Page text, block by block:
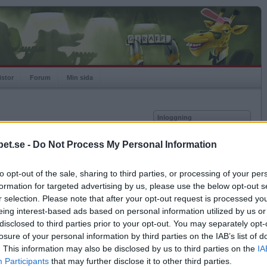
- Do Not Process My Personal Information
opt-out of the sale, sharing to third parties, or processing of your
for targeted advertising by us, please use the below opt-out
selection. Please note that after your opt-out request is processed
interest-based ads based on personal information utilized by us
to third parties prior to your opt-out. You may separately
of your personal information by third parties on the IAB’s list of
This information may also be disclosed by us to third parties on the
Participants that may further disclose it to other third parties.
Forum Min sida
Högsta rating
1000
Rankad
-
Rullningar
0
Matcher
0
Vunna
0
Inloggning
Kom ihåg mig
Glömt ditt lösenord?
Få ny aktiveringslänk
Betapet är gratis!